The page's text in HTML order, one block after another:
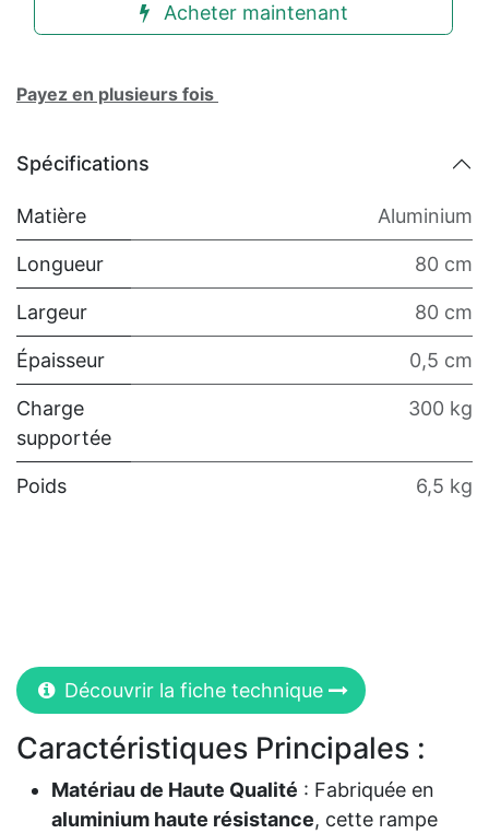
Acheter maintenant
Payez en plusieurs fois
Spécifications
Matière Aluminium
Longueur 80 cm
Largeur 80 cm
Épaisseur 0,5 cm
Charge
supportée
300 kg
Poids 6,5 kg
Découvrir la fiche technique
Caractéristiques Principales :
Matériau de Haute Qualité : Fabriquée en
aluminium haute résistance, cette rampe